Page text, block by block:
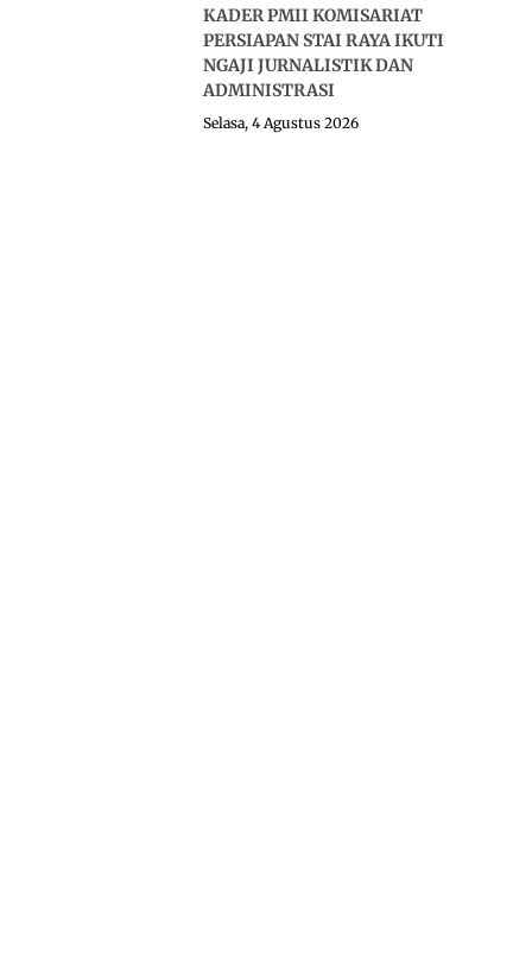
KADER PMII KOMISARIAT
PERSIAPAN STAI RAYA IKUTI
NGAJI JURNALISTIK DAN
ADMINISTRASI
Selasa, 4 Agustus 2026